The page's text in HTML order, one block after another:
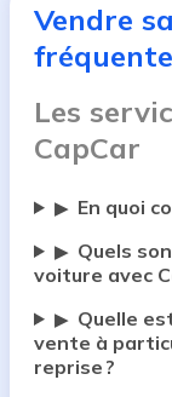
Vendre
Les
CapCar
▶ En quoi
▶ Quels
voiture avec
▶ Quelle
vente à
reprise ?